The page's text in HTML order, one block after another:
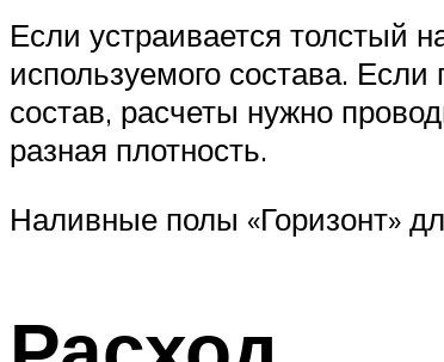
Если устраивается толстый
используемого состава.
состав, расчеты нужно
разная плотность.
Наливные полы «Горизонт»